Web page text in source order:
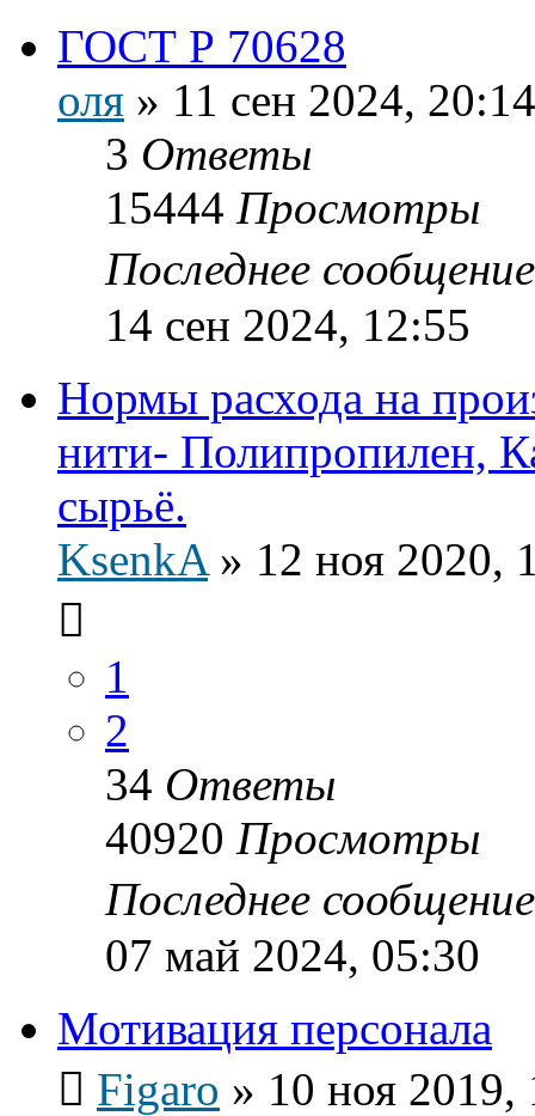
ГОСТ Р 70628
оля » 11 сен 2024, 20:14
3 Ответы
15444 Просмотры
Последнее
14 сен 2024, 12:55
Нормы расхода на
нити- Полипропилен,
сырьё.
KsenkA» 12 ноя 2020,
1
2
34 Ответы
40920 Просмотры
Последнее
07 май 2024, 05:30
Мотивация персонала
Figaro » 10 ноя 2019,